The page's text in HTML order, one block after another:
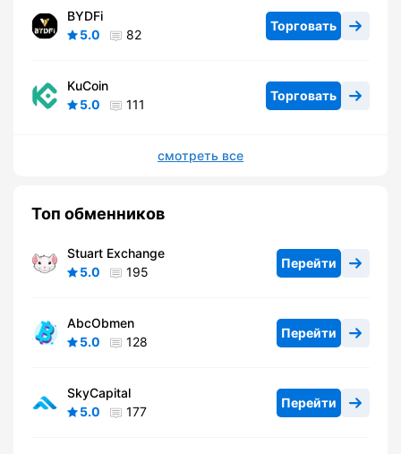
BYDFi
5.0
82
Торговать
KuCoin
5.0
111
Торговать
смотреть все
Топ обменников
Stuart Exchange
5.0
195
Перейти
AbcObmen
5.0
128
Перейти
SkyCapital
5.0
177
Перейти